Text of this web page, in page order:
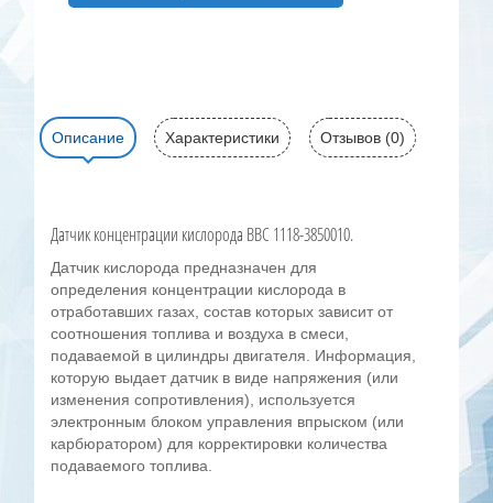
Описание Характеристики Отзывов (0)
Датчик концентрации кислорода BBC 1118-3850010.
Датчик кислорода предназначен для
определения концентрации кислорода в
отработавших газах, состав которых зависит от
соотношения топлива и воздуха в смеси,
подаваемой в цилиндры двигателя. Информация,
которую выдает датчик в виде напряжения (или
изменения сопротивления), используется
электронным блоком управления впрыском (или
карбюратором) для корректировки количества
подаваемого топлива.